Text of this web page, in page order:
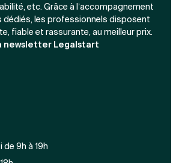
etc. Grâce à l’accompagnement
dédiés, les professionnels disposent
fiable et rassurante, au meilleur prix.
newsletter Legalstart
de 9h à 19h